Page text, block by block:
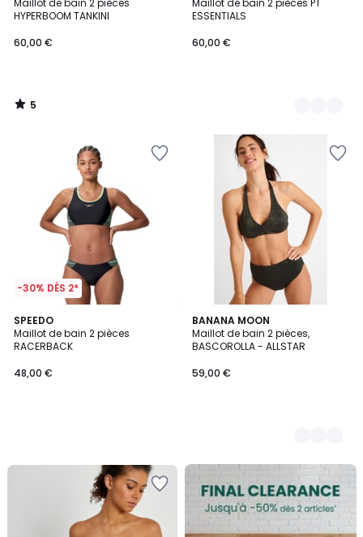
Maillot de bain 2 pièces
HYPERBOOM TANKINI
€.
60,00 €
5
5
/
Maillot de bain 2 pièces PT
ESSENTIALS
60,00 €
Couleurs
-30% DÈS 2*
SPEEDO
Maillot de bain 2 pièces
RACERBACK
48,00 €
BANANA MOON
Maillot de bain 2 pièces,
BASCOROLLA - ALLSTAR
59,00 €
2
Couleurs
FINAL
CLEARANCE